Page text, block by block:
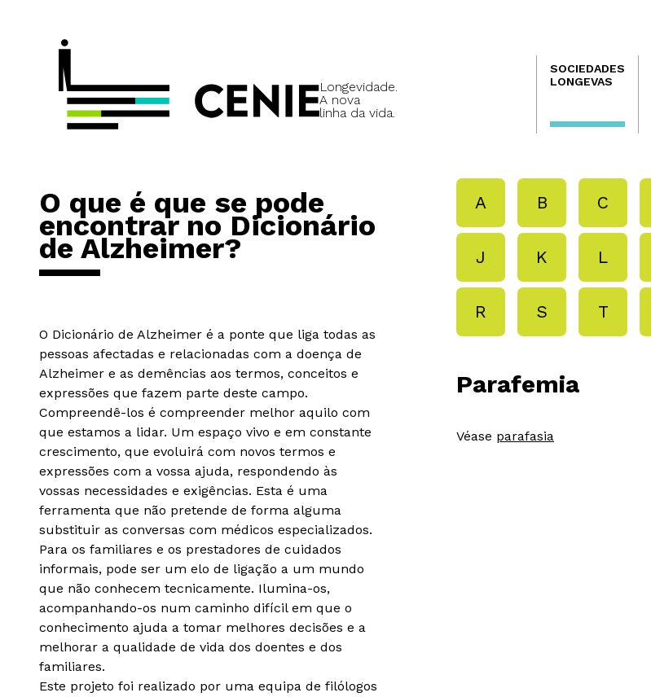
Longevidade.
A nova
linha da vida.
Navegación
principal
SOCIEDADES
LONGEVAS
O que é que se pode
encontrar no Dicionário
de Alzheimer?
O Dicionário de Alzheimer é a ponte que liga todas as
pessoas afectadas e relacionadas com a doença de
Alzheimer e as demências aos termos, conceitos e
expressões que fazem parte deste campo.
Compreendê-los é compreender melhor aquilo com
que estamos a lidar. Um espaço vivo e em constante
crescimento, que evoluirá com novos termos e
expressões com a vossa ajuda, respondendo às
vossas necessidades e exigências. Esta é uma
ferramenta que não pretende de forma alguma
substituir as conversas com médicos especializados.
Para os familiares e os prestadores de cuidados
informais, pode ser um elo de ligação a um mundo
que não conhecem tecnicamente. Ilumina-os,
acompanhando-os num caminho difícil em que o
conhecimento ajuda a tomar melhores decisões e a
melhorar a qualidade de vida dos doentes e dos
familiares.
Este projeto foi realizado por uma equipa de filólogos
A B C
J K L
R S T
Parafemia
Véase parafasia